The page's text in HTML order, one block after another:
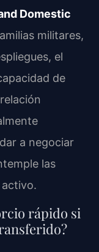
Domestic
militares,
el
de
a negociar
las
activo.
rápido si